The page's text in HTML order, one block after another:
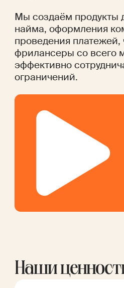
Мы создаём продукты
найма, оформления
проведения
фрилансеры со всего
эффективно
ограничений.
Наши